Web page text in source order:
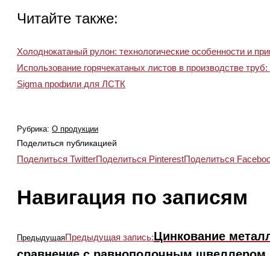
Читайте также:
Холоднокатаный рулон: технологические особенности и
Использование горячекатаных листов в производстве
Sigma профили для ЛСТК
Рубрика: О продукции
Поделиться публикацией
Поделиться TwitterПоделиться PinterestПоделиться
Навигация по записям
ПредыдущаяПредыдущая запись:Цинкование